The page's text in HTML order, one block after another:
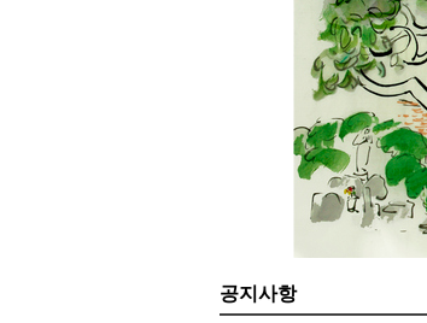
공지사항